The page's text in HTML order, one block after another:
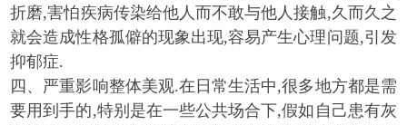
折磨,害怕疾病传染给他人而不敢与他人接触,久而久之
就会造成性格孤僻的现象出现,容易产生心理问题,引发
抑郁症.
四、严重影响整体美观.在日常生活中,很多地方都是需
要用到手的,特别是在一些公共场合下,假如自己患有灰